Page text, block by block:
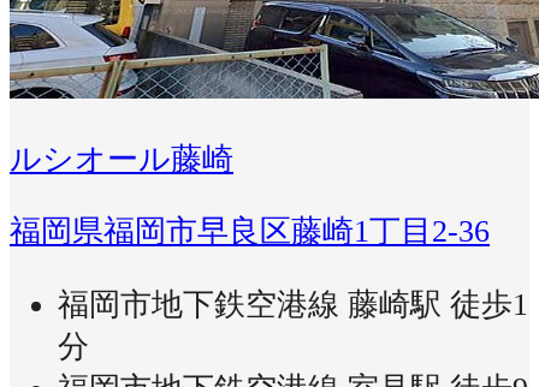
ルシオール藤崎
福岡県福岡市早良区藤崎1丁目2-36
福岡市地下鉄空港線 藤崎駅 徒歩1
分